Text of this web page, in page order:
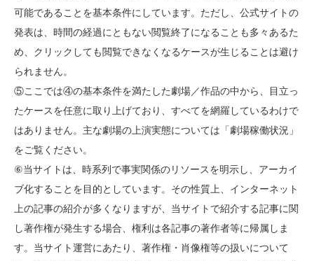
可能であることを基本条件にしています。ただし、公式サイトの
発表は、時間の経過にともない閲覧終了になることも多々あるた
め、クリックしても閲覧できなくなるケースが生じることは避け
られません。
⑤ここでは④の基本条件を満たした劇場／作品の中から、目立っ
たケースを任意に取り上げており、すべてを網羅しているわけで
はありません。主な劇場の上演実態については「劇場稼働状況」
をご覧ください。
⑥当サイトは、時系列で事実関係のリソースを明示し、アーカイ
ブ化することを目的としています。その性質上、インターネット
上の記事の紹介が多くなりますが、当サイトで紹介する記事に関
し著作権が発生する場合、権利は各記事の著作者等に帰属しま
す。当サイト運営にあたり、著作権・肖像権等の扱いについて